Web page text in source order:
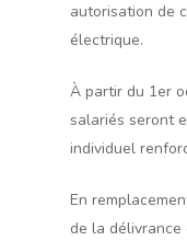
autorisation de
électrique.
À partir du 1er
salariés seront
individuel
En
de la